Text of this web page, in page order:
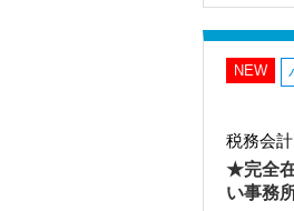
・クライ
・9割が
・一般企
・相続／
＜成長中
・全国14
NEW
税務会
★完全
い事務